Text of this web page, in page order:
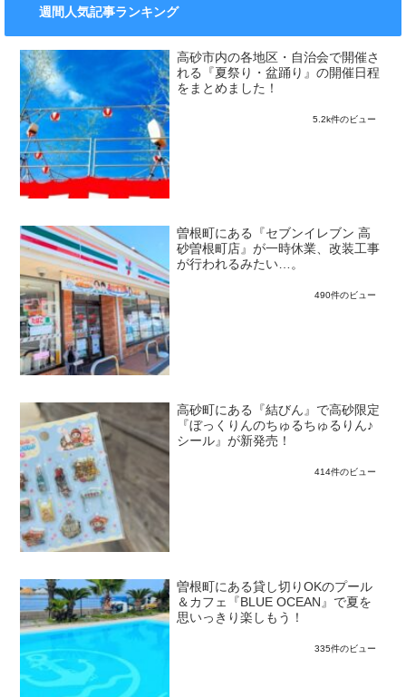
週間人気記事ランキング
高砂市内の各地区・自治会で開催さ
れる『夏祭り・盆踊り』の開催日程
をまとめました！
5.2k件のビュー
曽根町にある『セブンイレブン 高
砂曽根町店』が一時休業、改装工事
が行われるみたい…。
490件のビュー
高砂町にある『結びん』で高砂限定
『ぼっくりんのちゅるちゅるりん♪
シール』が新発売！
414件のビュー
曽根町にある貸し切りOKのプール
＆カフェ『BLUE OCEAN』で夏を
思いっきり楽しもう！
335件のビュー